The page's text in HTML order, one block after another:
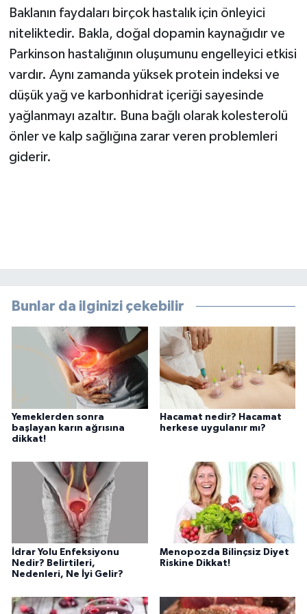
Baklanın faydaları birçok hastalık için önleyici
niteliktedir. Bakla, doğal dopamin kaynağıdır ve
Parkinson hastalığının oluşumunu engelleyici etkisi
vardır. Aynı zamanda yüksek protein indeksi ve
düşük yağ ve karbonhidrat içeriği sayesinde
yağlanmayı azaltır. Buna bağlı olarak kolesterolü
önler ve kalp sağlığına zarar veren problemleri
giderir.
Bunlar da ilginizi çekebilir
Yemeklerden sonra
başlayan karın ağrısına
dikkat!
Hacamat nedir? Hacamat
herkese uygulanır mı?
İdrar Yolu Enfeksiyonu
Nedir? Belirtileri,
Nedenleri, Ne İyi Gelir?
Menopozda Bilinçsiz Diyet
Riskine Dikkat!